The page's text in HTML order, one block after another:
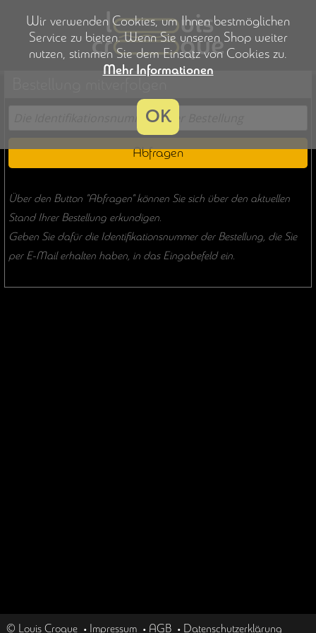
Abfragen
Über den Button "Abfragen" können Sie sich über den aktuellen
Stand Ihrer Bestellung erkundigen.
Geben Sie dafür die Identifikationsnummer der Bestellung, die Sie
per E-Mail erhalten haben, in das Eingabefeld ein.
© Louis Croque • Impressum • AGB • Datenschutzerklärung
Wir verwenden Cookies, um Ihnen bestmöglichen
Service zu bieten. Wenn Sie unseren Shop weiter
nutzen, stimmen Sie dem Einsatz von Cookies zu.
Mehr Informationen
OK